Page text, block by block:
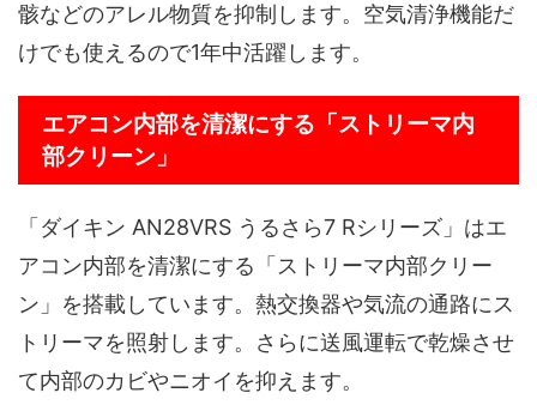
骸などのアレル物質を抑制します。空気清浄機能だ
けでも使えるので1年中活躍します。
エアコン内部を清潔にする「ストリーマ内
部クリーン」
「ダイキン AN28VRS うるさら7 Rシリーズ」はエ
アコン内部を清潔にする「ストリーマ内部クリー
ン」を搭載しています。熱交換器や気流の通路にス
トリーマを照射します。さらに送風運転で乾燥させ
て内部のカビやニオイを抑えます。